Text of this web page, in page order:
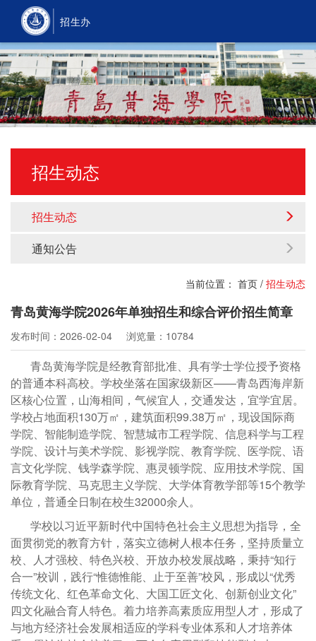
招生办
招生动态
招生动态
通知公告
当前位置： 首页 / 招生动态
青岛黄海学院2026年单独招生和综合评价招生简章
发布时间：2026-02-04 浏览量：10784
青岛黄海学院是经教育部批准、具有学士学位授予资格
的普通本科高校。学校坐落在国家级新区——青岛西海岸新
区核心位置，山海相间，气候宜人，交通发达，宜学宜居。
学校占地面积130万㎡，建筑面积99.38万㎡，现设国际商
学院、智能制造学院、智慧城市工程学院、信息科学与工程
学院、设计与美术学院、影视学院、教育学院、医学院、语
言文化学院、钱学森学院、惠灵顿学院、应用技术学院、国
际教育学院、马克思主义学院、大学体育教学部等15个教学
单位，普通全日制在校生32000余人。
学校以习近平新时代中国特色社会主义思想为指导，全
面贯彻党的教育方针，落实立德树人根本任务，坚持质量立
校、人才强校、特色兴校、开放办校发展战略，秉持“知行
合一”校训，践行“惟德惟能、止于至善”校风，形成以“优秀
传统文化、红色革命文化、大国工匠文化、创新创业文化”
四文化融合育人特色。着力培养高素质应用型人才，形成了
与地方经济社会发展相适应的学科专业体系和人才培养体